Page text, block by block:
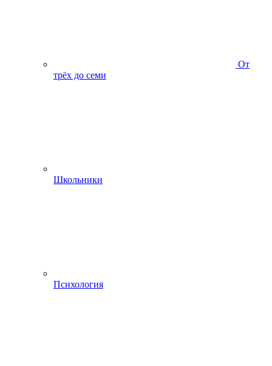
От
трёх до семи
Школьники
Психология